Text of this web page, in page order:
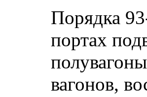
Порядка
портах
вагонов,